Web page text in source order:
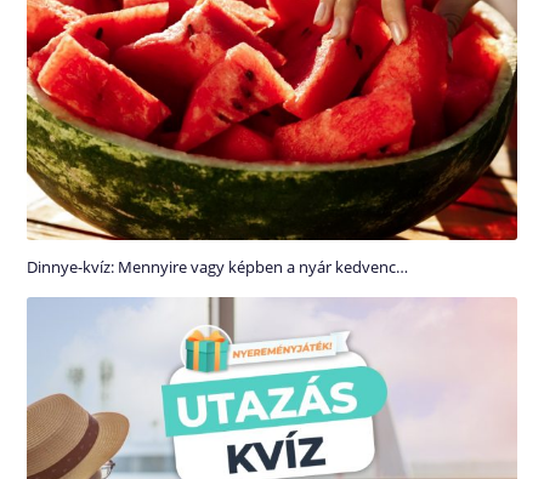
Dinnye-kvíz: Mennyire vagy képben a nyár kedvenc…